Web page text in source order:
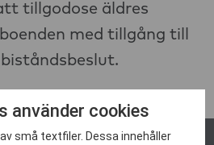
Kista Äng
Ångloket,
Hantverkaren,
tillgodose äldres
med tillgång till
använder cookies
små textfiler. Dessa innehåller